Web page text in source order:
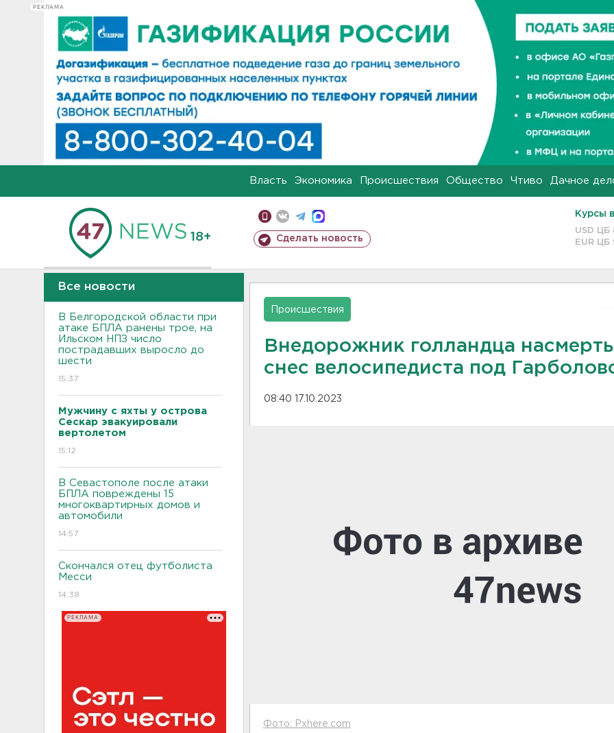
РЕКЛАМА
Власть Экономика Происшествия Общество Чтиво Дачное
18+ Сделать новость
Курсы
USD ЦБ
EUR ЦБ
Все новости
В Белгородской области при
атаке БПЛА ранены трое, на
Ильском НПЗ число
пострадавших выросло до
шести
15:37
Мужчину с яхты у острова
Сескар эвакуировали
вертолетом
15:12
В Севастополе после атаки
БПЛА повреждены 15
многоквартирных домов и
автомобили
14:57
Скончался отец футболиста
Месси
14:38
РЕКЛАМА
Происшествия
Внедорожник голландца насмерть
снес велосипедиста под
08:40 17.10.2023
Фото: Pxhere.com